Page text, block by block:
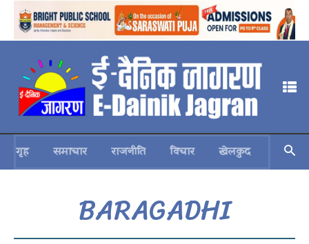
गृह समाचार राजनीति विचार खेलकुद स्वास्थ्य
BARAGADHI